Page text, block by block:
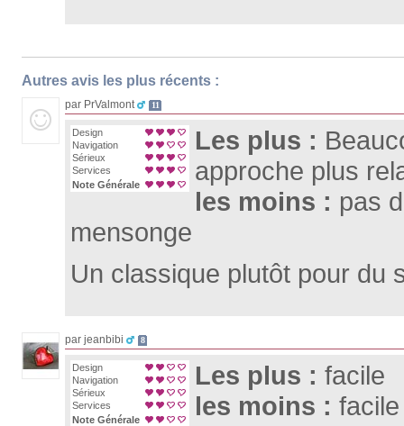
Autres avis les plus récents :
par PrValmont 11
Design
Navigation
Sérieux
Services
Note Générale
Les plus :
approche plus
les moins : pas
mensonge
Un classique plutôt pour du
par jeanbibi 8
Design
Navigation
Sérieux
Services
Note Générale
Les plus : facile
les moins : facile